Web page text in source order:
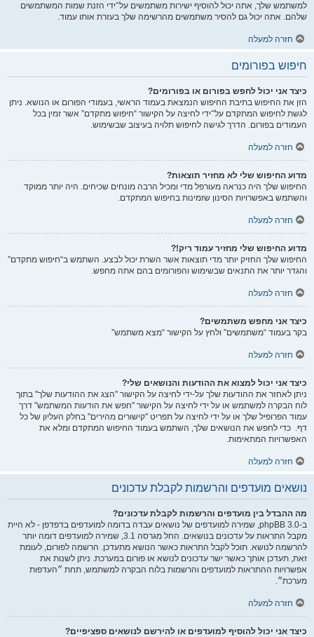
למשתמש שלך, אתה יכול להוסיף ישירות משתמשים על־ידי הזנת שמות המשתמשים
שלהם. אתה יכול גם להסיר משתמשים מהרשימה שלך בעזרת אותו עמוד.
חזרה למעלה
חיפוש בפורומים
כיצד אני יכול לחפש בפורום או בפורומים?
הזן את החיפוש בתיבת החיפוש הנמצאת בעמוד הראשי, בעמודי הפורום או הנושא. ניתן
לגשת לחיפוש המתקדם על־ידי לחיצה על הקישור “חיפוש מתקדם” אשר זמין בכל
העמודים בפורום. הדרך לגישה לחיפוש תלויה בעיצוב שבשימוש.
חזרה למעלה
מדוע החיפוש שלי לא מחזיר תוצאות?
החיפוש שלך היה כנראה מעורפל מדי ומכיל הרבה מונחים שכיחים. היה יותר ממוקד
והשתמש באפשרויות הסינון שזמינות בחיפוש המתקדם.
חזרה למעלה
מדוע החיפוש שלי מחזיר עמוד ריק!?
החיפוש שלך החזיק יותר מדי תוצאות אשר השרת יכול לבצע. השתמש ב“חיפוש מתקדם”
והגדר יותר את התנאים שבשימוש והפורומים בהם אתה מחפש.
חזרה למעלה
כיצד אני מחפש משתמשים?
בקר בעמוד “משתמשים” ולחץ על הקישור “מצא משתמש”
חזרה למעלה
כיצד אני יכול למצוא את ההודעות והנושאים שלי?
ניתן לאחזר את ההודעות שלך על-ידי לחיצה על הקישור "הצג את ההודעות שלך" בתוך
לוח הבקרה למשתמש או על ידי לחיצה על הקישור "חפש את הודעות המשתמש" דרך
עמוד הפרופיל שלך או על ידי לחיצה על תפריט "קישורים מהירים" בחלק העליון של כל
דף. כדי לחפש את הנושאים שלך, השתמש בעמוד החיפוש המתקדם ומלא את
האפשרויות המתאימות.
חזרה למעלה
נושאים מועדפים והרשמות לקבלת עדכונים
מה ההבדל בין מועדפים והרשמות לקבלת עדכונים?
ב-phpBB 3.0, שמירה למועדפים של נושאים עבדה בדומה למועדפים בדפדפן - לא היית
מקבל התראות על עדכונים בנושאים. החל מגרסה 3.1, שמירה למועדפים דומה יותר
להרשמה לנושא. תוכל לקבל התראות כאשר הנושא מתעדכן. הרשמה לפורום, לעומת
זאת, תעדכן אותך כאשר ישר עדכונים לנושא או פורום במערכת. ניתן לשנות את
אפשרויות ההתראות למועדפים והרשמות בלוח הבקרה למשתמש, תחת ״העדפות
מערכת״.
חזרה למעלה
כיצד אני יכול להוסיף למועדפים או להירשם לנושאים ספציפיים?